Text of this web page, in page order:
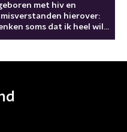
met hiv en
hierover:
soms dat ik heel wild